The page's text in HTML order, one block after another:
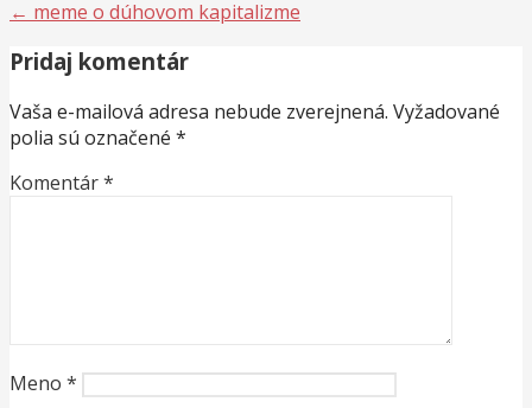
← meme o dúhovom kapitalizme
Pridaj komentár
Vaša e-mailová adresa nebude zverejnená. Vyžadované
polia sú označené *
Komentár*
Meno *